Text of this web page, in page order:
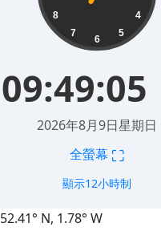
4
5
6
7
8
09:49:05
2026年8月9日星期日
全螢幕 ⛶
顯示12小時制
52.41° N, 1.78° W